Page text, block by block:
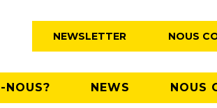
NEWSLETTER NOUS
NOUS? NEWS NOUS